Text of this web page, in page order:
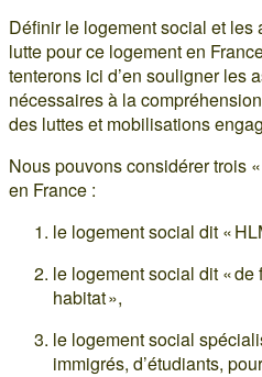
Définir le logement social et les
lutte pour ce logement en
tenterons ici d’en souligner les
nécessaires à la
des luttes et mobilisations
Nous pouvons considérer trois
en France :
le logement social dit «
le logement social dit « de
habitat »,
le logement social
immigrés, d’étudiants,